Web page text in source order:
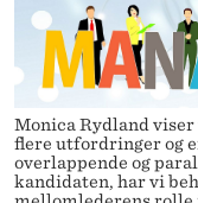
M
L
E
D
M
E
N
D
E
T
Disputaser
Ekspertutvalg
Om Bulletin
Monica Rydland
flere utfordringer og
overlappende og
kandidaten, har vi